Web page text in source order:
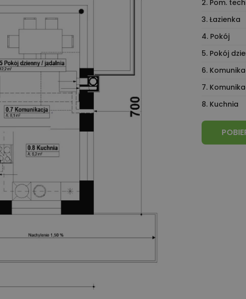
2. Pom.
3. Łazienka
4. Pokój
5. Pokój
6.
7.
8. Kuchnia